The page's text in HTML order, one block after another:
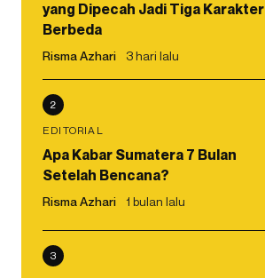
yang Dipecah Jadi Tiga Karakter
Berbeda
Risma Azhari 3 hari lalu
2
EDITORIAL
Apa Kabar Sumatera 7 Bulan
Setelah Bencana?
Risma Azhari 1 bulan lalu
3